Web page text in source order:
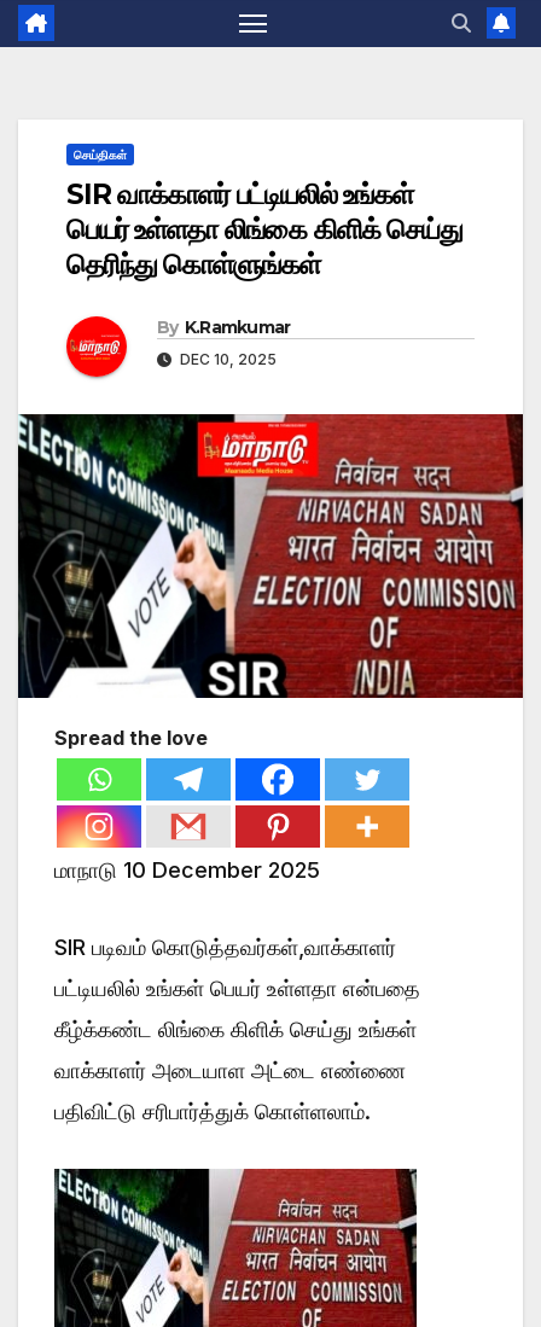
செய்திகள்
SIR வாக்காளர் பட்டியலில் உங்கள்
பெயர் உள்ளதா லிங்கை கிளிக் செய்து
தெரிந்து கொள்ளுங்கள்
By K.Ramkumar
DEC 10, 2025
Spread the love
மாநாடு 10 December 2025
SIR படிவம் கொடுத்தவர்கள்,வாக்காளர்
பட்டியலில் உங்கள் பெயர் உள்ளதா என்பதை
கீழ்க்கண்ட லிங்கை கிளிக் செய்து உங்கள்
வாக்காளர் அடையாள அட்டை எண்ணை
பதிவிட்டு சரிபார்த்துக் கொள்ளலாம்.